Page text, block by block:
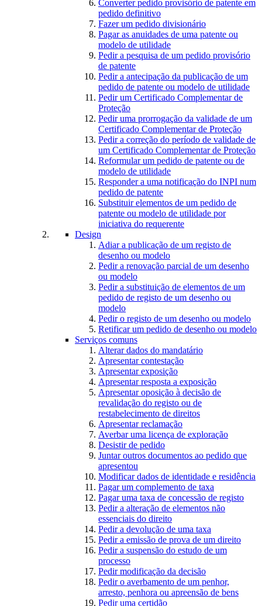
Converter pedido provisório de patente em
pedido definitivo
Fazer um pedido divisionário
Pagar as anuidades de uma patente ou
modelo de utilidade
Pedir a pesquisa de um pedido provisório
de patente
Pedir a antecipação da publicação de um
pedido de patente ou modelo de utilidade
Pedir um Certificado Complementar de
Proteção
Pedir uma prorrogação da validade de um
Certificado Complementar de Proteção
Pedir a correção do período de validade de
um Certificado Complementar de Proteção
Reformular um pedido de patente ou de
modelo de utilidade
Responder a uma notificação do INPI num
pedido de patente
Substituir elementos de um pedido de
patente ou modelo de utilidade por
iniciativa do requerente
Design
Adiar a publicação de um registo de
desenho ou modelo
Pedir a renovação parcial de um desenho
ou modelo
Pedir a substituição de elementos de um
pedido de registo de um desenho ou
modelo
Pedir o registo de um desenho ou modelo
Retificar um pedido de desenho ou modelo
Serviços comuns
Alterar dados do mandatário
Apresentar contestação
Apresentar exposição
Apresentar resposta a exposição
Apresentar oposição à decisão de
revalidação do registo ou de
restabelecimento de direitos
Apresentar reclamação
Averbar uma licença de exploração
Desistir de pedido
Juntar outros documentos ao pedido que
apresentou
Modificar dados de identidade e residência
Pagar um complemento de taxa
Pagar uma taxa de concessão de registo
Pedir a alteração de elementos não
essenciais do direito
Pedir a devolução de uma taxa
Pedir a emissão de prova de um direito
Pedir a suspensão do estudo de um
processo
Pedir modificação da decisão
Pedir o averbamento de um penhor,
arresto, penhora ou apreensão de bens
Pedir uma certidão